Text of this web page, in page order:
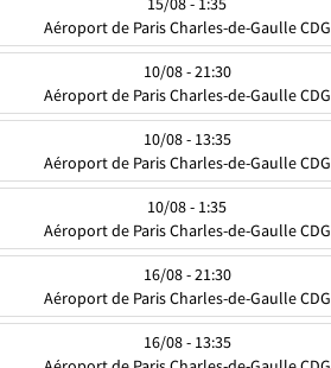
Aéroport de Paris Charles-de-Gaulle CDG
10/08 - 21:30
Aéroport de Paris Charles-de-Gaulle CDG
10/08 - 13:35
Aéroport de Paris Charles-de-Gaulle CDG
10/08 - 1:35
Aéroport de Paris Charles-de-Gaulle CDG
16/08 - 21:30
Aéroport de Paris Charles-de-Gaulle CDG
16/08 - 13:35